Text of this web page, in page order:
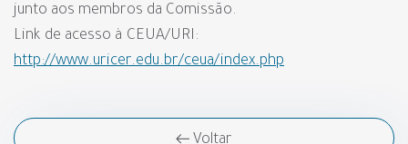
junto aos membros da Comissão.
Link de acesso à CEUA/URI:
http://www.uricer.edu.br/ceua/index.php
Voltar